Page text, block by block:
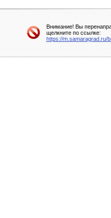
Внимание! Вы
щелкните по ссылке:
https://m.samaragrad.ru/